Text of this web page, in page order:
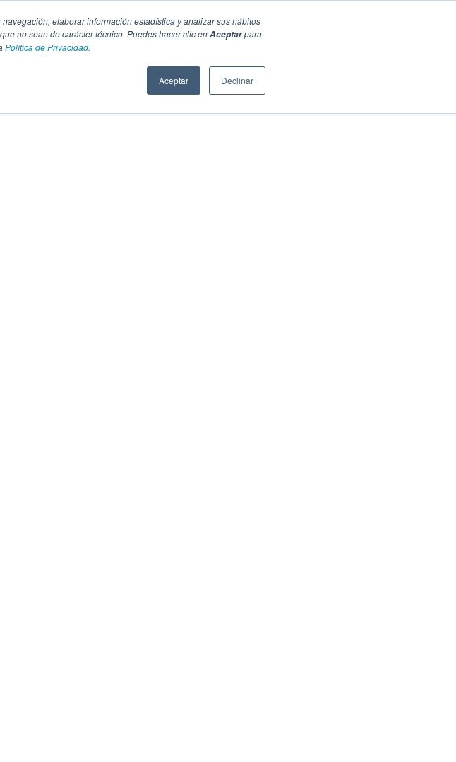
elaborar información estadística y analizar sus hábitos
no sean de carácter técnico. Puedes hacer clic enAceptarpara
Política de Privacidad.
Aceptar Declinar